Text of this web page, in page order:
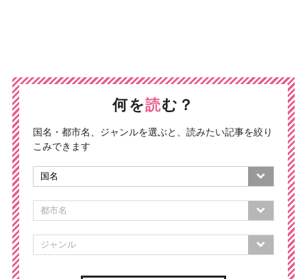
何を読む？
国名・都市名、ジャンルを選ぶと、読みたい記事を絞り
こみできます